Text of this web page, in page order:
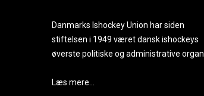
Danmarks Ishockey Union har siden
stiftelsen i 1949 været dansk ishockeys
øverste politiske og administrative organ.
Læs mere…